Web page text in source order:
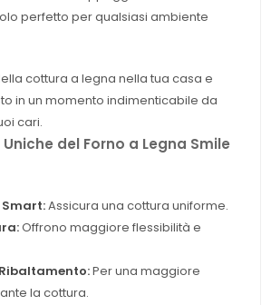
perfetto per qualsiasi ambiente
cottura a legna nella tua casa e
in un momento indimenticabile da
cari.
del Forno a Legna Smile
Assicura una cottura uniforme.
Offrono maggiore flessibilità e
Per una maggiore
la cottura.